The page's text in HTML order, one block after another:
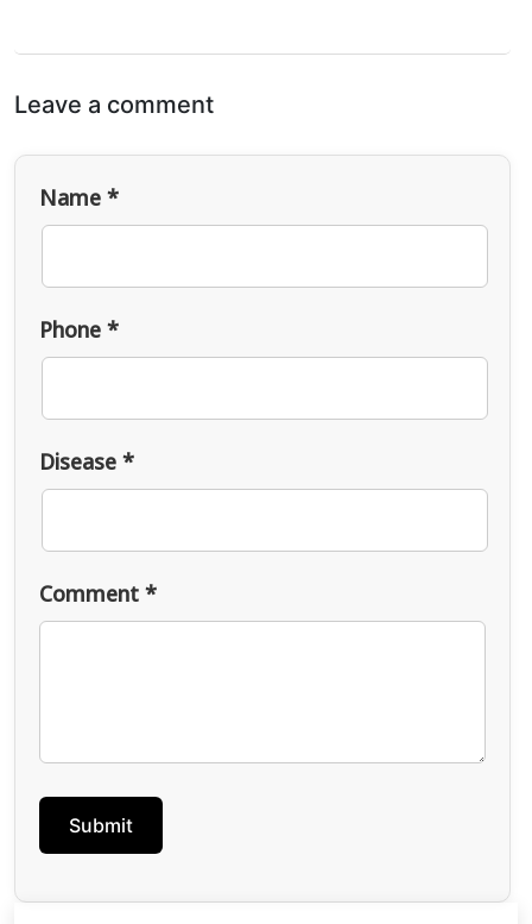
Leave a comment
Name *
Phone *
Disease *
Comment *